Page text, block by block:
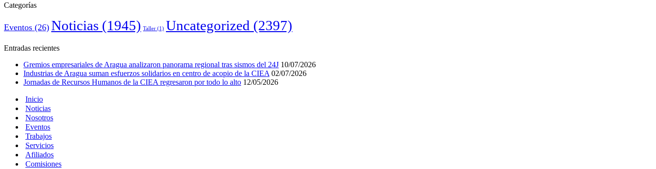
Categorías
Eventos (26) Noticias (1945) Taller (1) Uncategorized (2397)
Entradas recientes
Gremios empresariales de Aragua analizaron panorama regional tras sismos del 24J 10/07/2026
Industrias de Aragua suman esfuerzos solidarios en centro de acopio de la CIEA 02/07/2026
Jornadas de Recursos Humanos de la CIEA regresaron por todo lo alto 12/05/2026
Inicio
Noticias
Nosotros
Eventos
Trabajos
Servicios
Afiliados
Comisiones